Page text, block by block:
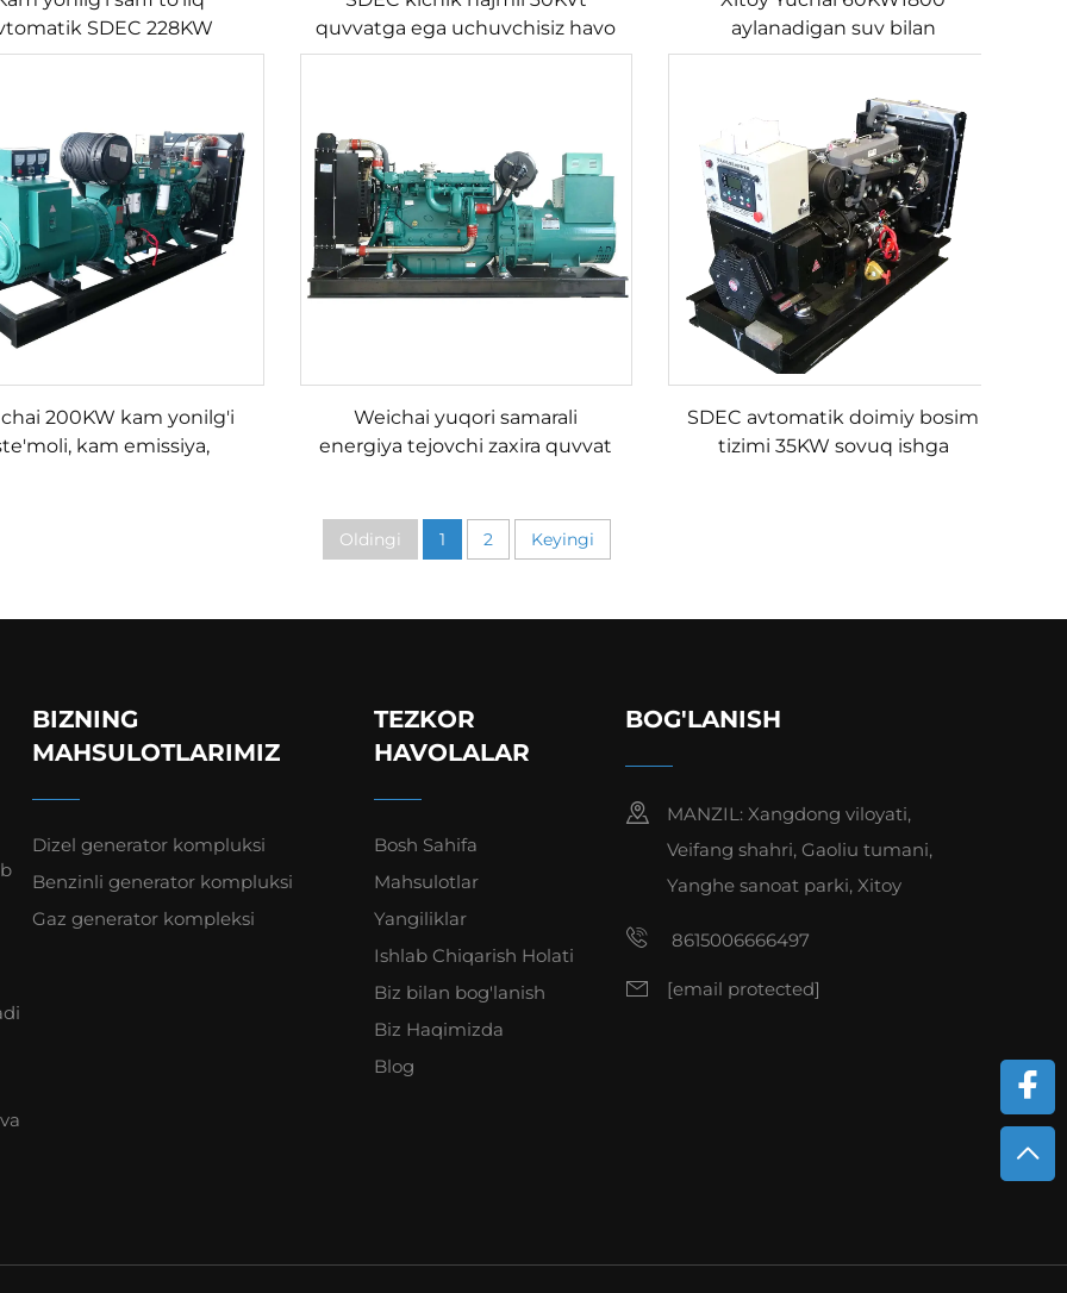
SDEC 228KW
dizel generator
quvvatga ega uchuvchisiz havo
vositasini zaryadlovchi maxsus
aylanadigan suv bilan
sovutilgan dizel generator
200KW kam yonilg'i
kam emissiya,
Weichai yuqori samarali
energiya tejovchi zaxira quvvat
SDEC avtomatik doimiy bosim
tizimi 35KW sovuq ishga
Oldingi 1 2 Keyingi
BIZNING
MAHSULOTLARIMIZ
Dizel generator kompluksi
Benzinli generator kompluksi
Gaz generator kompleksi
TEZKOR
HAVOLALAR
Bosh Sahifa
Mahsulotlar
Yangiliklar
Ishlab Chiqarish Holati
Biz bilan bog'lanish
Biz Haqimizda
Blog
BOG'LANISH
MANZIL: Xangdong viloyati,
Veifang shahri, Gaoliu tumani,
Yanghe sanoat parki, Xitoy
8615006666497
[email protected]